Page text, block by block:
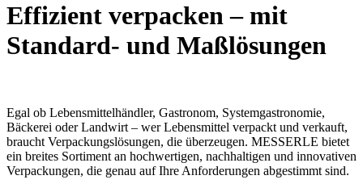
Effizient verpacken – mit
Standard- und Maßlösungen
Egal ob Lebensmittelhändler, Gastronom, Systemgastronomie,
Bäckerei oder Landwirt – wer Lebensmittel verpackt und verkauft,
braucht Verpackungslösungen, die überzeugen. MESSERLE bietet
ein breites Sortiment an hochwertigen, nachhaltigen und innovativen
Verpackungen, die genau auf Ihre Anforderungen abgestimmt sind.